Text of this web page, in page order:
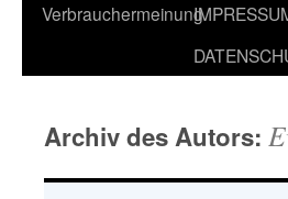
Verbrauchermeinung
Archiv des Autors: